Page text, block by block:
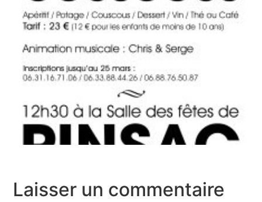
Laisser un commentaire